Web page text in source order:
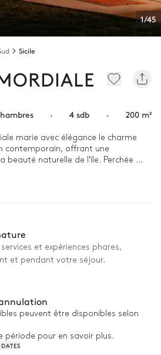
1/45
Sicile
· 4 sdb · 200 m²
marie avec élégance le charme
contemporain, offrant une
beauté naturelle de l'île. Perchée
permet d'explorer la richesse
vous tenter par une session de
de savourer une soirée tranquille,
du coucher du soleil.
services et expériences phares,
et pendant votre séjour.
peuvent être disponibles selon
période pour en savoir plus.